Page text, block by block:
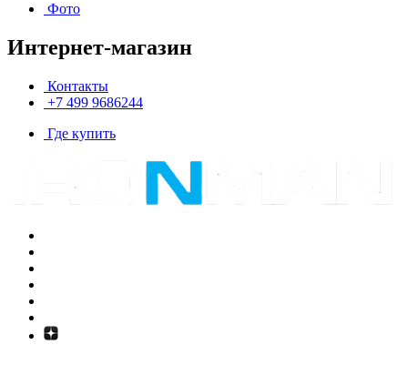
Фото
Интернет-магазин
Контакты
+7 499 9686244
Где купить